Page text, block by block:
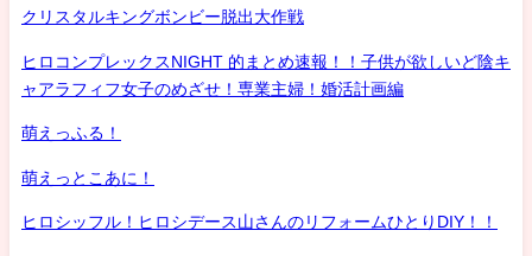
クリスタルキングボンビー脱出大作戦
ヒロコンプレックスNIGHT 的まとめ速報！！子供が欲しいど陰キ
ャアラフィフ女子のめざせ！専業主婦！婚活計画編
萌えっふる！
萌えっとこあに！
ヒロシッフル！ヒロシデース山さんのリフォームひとりDIY！！